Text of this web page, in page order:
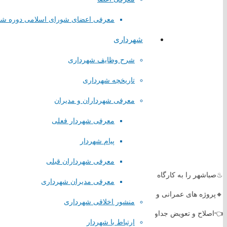
معرفی اعضای شورای اسلامی دوره
شهرداری
شرح وظایف شهرداری
تاریخچه شهرداری
معرفی شهرداران و مدیران
معرفی شهردار فعلی
پیام شهردار
معرفی شهرداران قبلی
معرفی مدیران شهرداری
منشور اخلاقی شهرداری
ارتباط با شهردار
♨صباشهر را به کارگاه بزرگ عمرانی و خدماتی تبدیل می کنیم♨
🔸پروژه های عمرانی و خدماتی🔸
👈اصلاح و تعویض جداول کوچه های کارواش و گلستان 5 ویره 👉